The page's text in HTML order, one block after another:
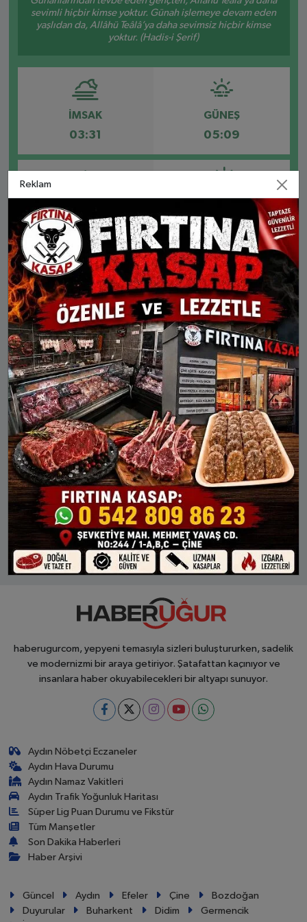
sevimli hiçbir kimse yoktur. Günah işlemeye devam eden
yaşlıdan da, Allâhü Teâlâ’ya daha sevimsiz hiçbir kimse
yoktur. (Hadis-i Şerif)
İMSAK
03:31
GÜNEŞ
05:09
12:20 16:11
AKŞAM
19:22
YATSI
20:53
Akyaka Arpaçay Digor Kağızman
Sarıkamış Selim Susuz
SARIKAMIŞ AYLIK NAMAZ VAKITLERI
İMSAK GÜNEŞ ÖĞLE İKINDI AKŞAM
10 Ağu Pts
03:31 05:09 12:20 16:11
haberugurcom, yepyeni temasıyla sizleri buluştururken, sadelik
ve modernizmi bir araya getiriyor. Şatafattan kaçınıyor ve
insanlara haber okuyabilecekleri bir altyapı sunuyor.
Aydın Nöbetçi Eczaneler
Aydın Hava Durumu
Aydın Namaz Vakitleri
Aydın Trafik Yoğunluk Haritası
Süper Lig Puan Durumu ve Fikstür
Tüm Manşetler
Son Dakika Haberleri
Haber Arşivi
Güncel Aydın Efeler Çine
Bozdoğan
Duyurular
Buharkent Didim
Germencik
Reklam